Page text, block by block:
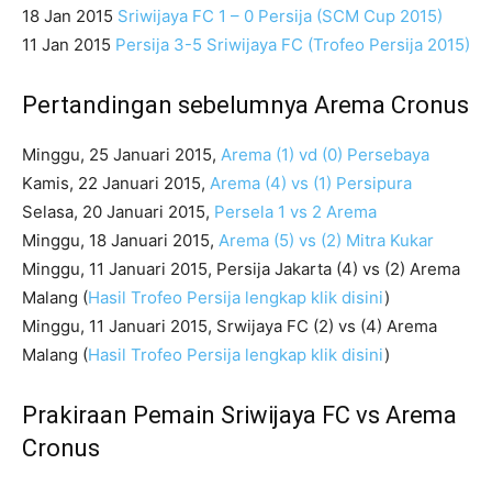
18 Jan 2015 Sriwijaya FC 1 – 0 Persija (SCM Cup 2015)
11 Jan 2015 Persija 3-5 Sriwijaya FC (Trofeo Persija 2015)
Pertandingan sebelumnya Arema Cronus
Minggu, 25 Januari 2015, Arema (1) vd (0) Persebaya
Kamis, 22 Januari 2015, Arema (4) vs (1) Persipura
Selasa, 20 Januari 2015, Persela 1 vs 2 Arema
Minggu, 18 Januari 2015, Arema (5) vs (2) Mitra Kukar
Minggu, 11 Januari 2015, Persija Jakarta (4) vs (2) Arema
Malang (Hasil Trofeo Persija lengkap klik disini)
Minggu, 11 Januari 2015, Srwijaya FC (2) vs (4) Arema
Malang (Hasil Trofeo Persija lengkap klik disini)
Prakiraan Pemain Sriwijaya FC vs Arema
Cronus